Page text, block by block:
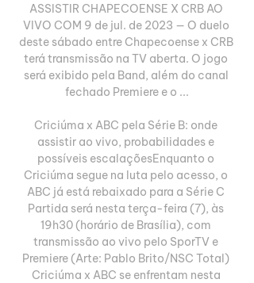
ASSISTIR CHAPECOENSE X CRB AO
VIVO COM 9 de jul. de 2023 — O duelo
deste sábado entre Chapecoense x CRB
terá transmissão na TV aberta. O jogo
será exibido pela Band, além do canal
fechado Premiere e o ...
Criciúma x ABC pela Série B: onde
assistir ao vivo, probabilidades e
possíveis escalaçõesEnquanto o
Criciúma segue na luta pelo acesso, o
ABC já está rebaixado para a Série C
Partida será nesta terça-feira (7), às
19h30 (horário de Brasília), com
transmissão ao vivo pelo SporTV e
Premiere (Arte: Pablo Brito/NSC Total)
Criciúma x ABC se enfrentam nesta